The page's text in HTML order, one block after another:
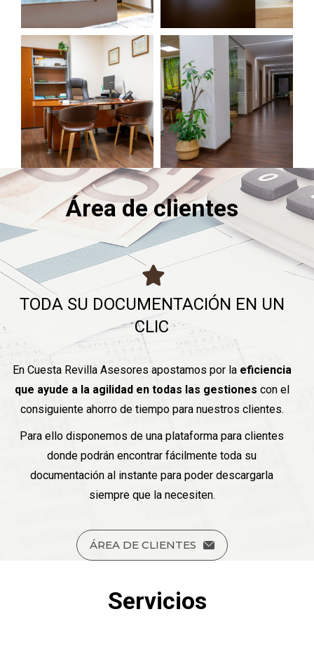
Área de clientes
TODA SU DOCUMENTACIÓN EN UN
CLIC
En Cuesta Revilla Asesores apostamos por la eficiencia
que ayude a la agilidad en todas las gestiones con el
consiguiente ahorro de tiempo para nuestros clientes.
Para ello disponemos de una plataforma para clientes
donde podrán encontrar fácilmente toda su
documentación al instante para poder descargarla
siempre que la necesiten.
ÁREA DE CLIENTES
Servicios